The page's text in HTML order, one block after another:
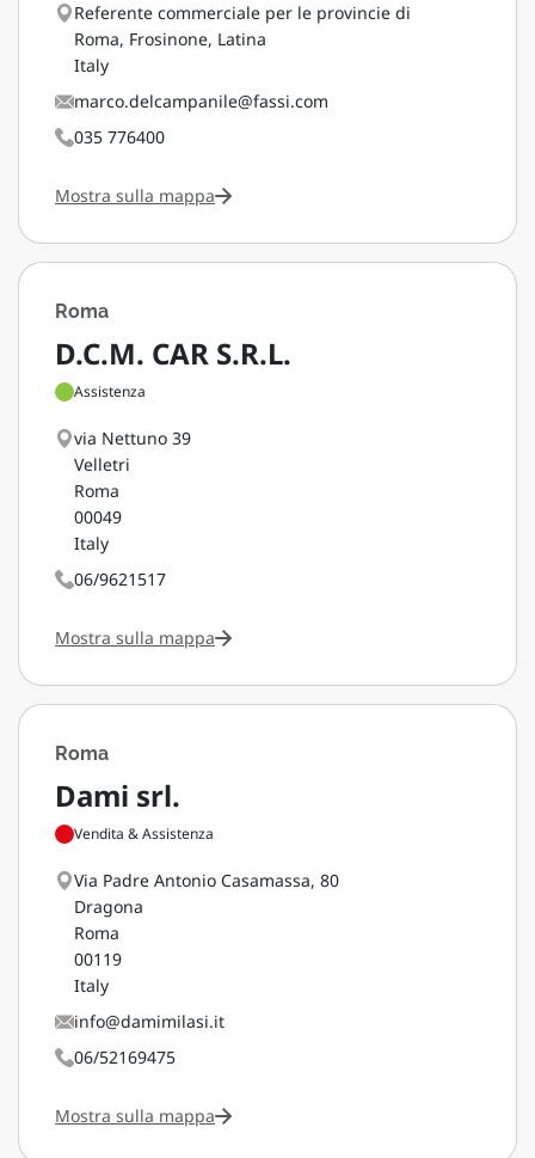
Referente commerciale per le provincie di
Roma, Frosinone, Latina
Italy
marco.delcampanile@fassi.com
035 776400
Mostra sulla mappa
Roma
D.C.M. CAR S.R.L.
Assistenza
via Nettuno 39
Velletri
Roma
00049
Italy
06/9621517
Mostra sulla mappa
Roma
Dami srl.
Vendita & Assistenza
Via Padre Antonio Casamassa, 80
Dragona
Roma
00119
Italy
info@damimilasi.it
06/52169475
Mostra sulla mappa